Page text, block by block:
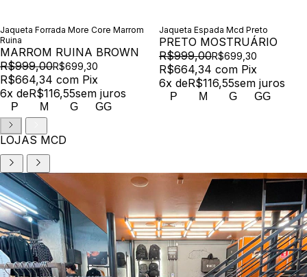
Jaqueta Forrada More Core Marrom
Ruina
MARROM RUINA BROWN
R$999,00R$699,30
R$664,34 com Pix
6x deR$116,55sem juros
P M G GG
Jaqueta Espada Mcd Preto
PRETO MOSTRUÁRIO
R$999,00R$699,30
R$664,34 com Pix
6x deR$116,55sem juros
P M G GG
LOJAS MCD